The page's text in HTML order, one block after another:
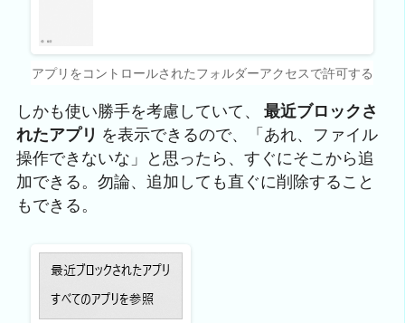
アプリをコントロールされたフォルダーアクセスで許可する
しかも使い勝手を考慮していて、 最近ブロックさ
れたアプリ を表示できるので、「あれ、ファイル
操作できないな」と思ったら、すぐにそこから追
加できる。勿論、追加しても直ぐに削除すること
もできる。